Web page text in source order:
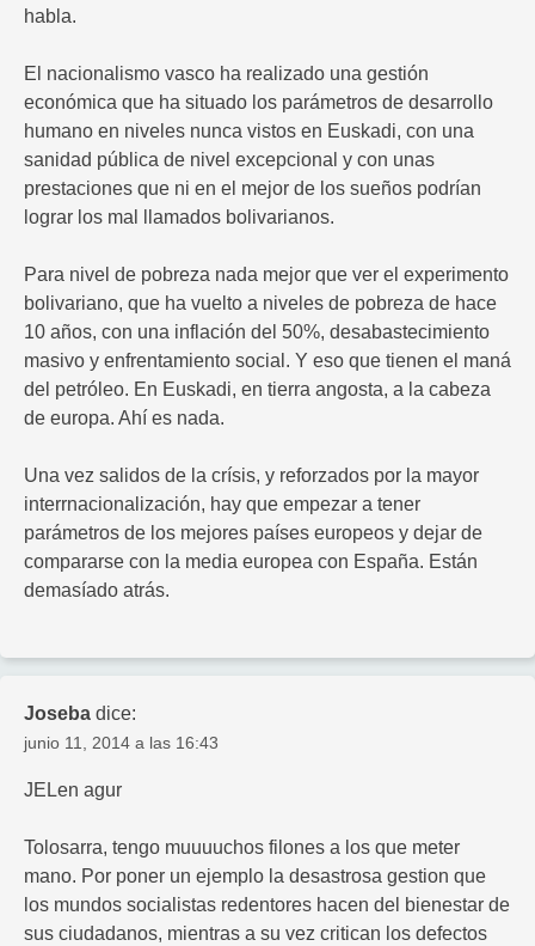
habla.
El nacionalismo vasco ha realizado una gestión
económica que ha situado los parámetros de desarrollo
humano en niveles nunca vistos en Euskadi, con una
sanidad pública de nivel excepcional y con unas
prestaciones que ni en el mejor de los sueños podrían
lograr los mal llamados bolivarianos.
Para nivel de pobreza nada mejor que ver el experimento
bolivariano, que ha vuelto a niveles de pobreza de hace
10 años, con una inflación del 50%, desabastecimiento
masivo y enfrentamiento social. Y eso que tienen el maná
del petróleo. En Euskadi, en tierra angosta, a la cabeza
de europa. Ahí es nada.
Una vez salidos de la crísis, y reforzados por la mayor
interrnacionalización, hay que empezar a tener
parámetros de los mejores países europeos y dejar de
compararse con la media europea con España. Están
demasíado atrás.
Joseba dice:
junio 11, 2014 a las 16:43
JELen agur
Tolosarra, tengo muuuuchos filones a los que meter
mano. Por poner un ejemplo la desastrosa gestion que
los mundos socialistas redentores hacen del bienestar de
sus ciudadanos, mientras a su vez critican los defectos